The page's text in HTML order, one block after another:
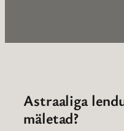
Astraaliga
mäletad?